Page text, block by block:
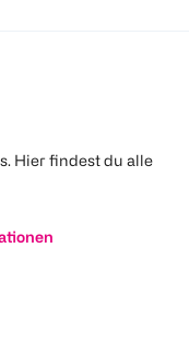
Hier findest du alle